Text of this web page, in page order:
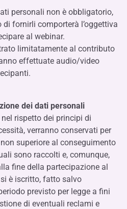
personali non è obbligatorio,
di fornirli comporterà l’oggettiva
al webinar.
limitatamente al contributo
effettuate audio/video
dei dati personali
rispetto dei principi di
verranno conservati per
superiore al conseguimento
sono raccolti e, comunque,
fine della partecipazione al
è iscritto, fatto salvo
previsto per legge a fini
di eventuali reclami e